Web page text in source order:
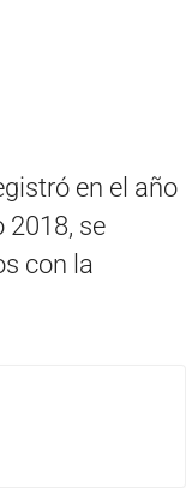
en el año
2018, se
con la